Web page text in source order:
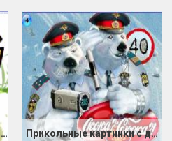
Поздравления с днем ГИБДД Прикольные картинки с днем ГИБДД